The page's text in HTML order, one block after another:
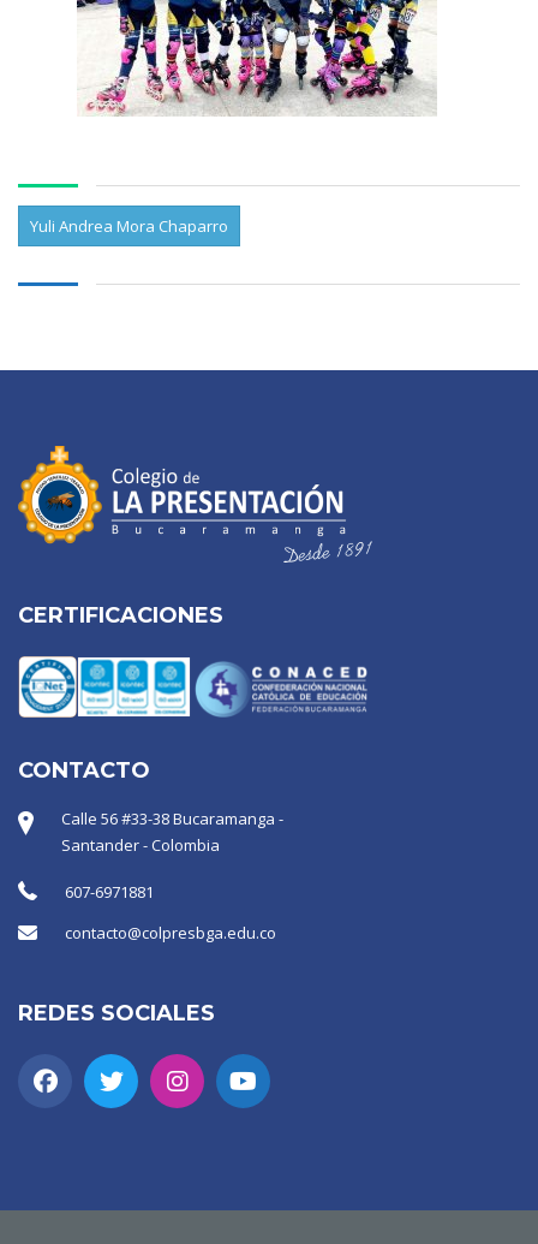
Yuli Andrea Mora Chaparro
CERTIFICACIONES
CONTACTO
Calle 56 #33-38 Bucaramanga -
Santander - Colombia
607-6971881
contacto@colpresbga.edu.co
REDES SOCIALES